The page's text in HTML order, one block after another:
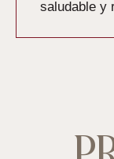
saludable y